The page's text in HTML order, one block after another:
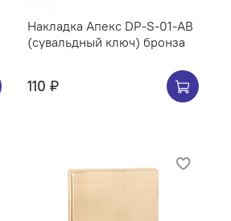
Накладка Апекс DP-S-01-AB
(сувальдный ключ) бронза
110 ₽